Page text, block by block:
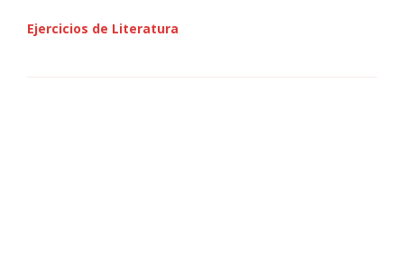
Ejercicios de Literatura